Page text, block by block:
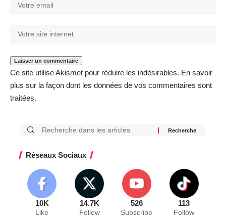
Ce site utilise Akismet pour réduire les indésirables. En savoir
plus sur la façon dont les données de vos commentaires sont
traitées.
Réseaux Sociaux
10K
Like
14.7K
Follow
526
Subscribe
113
Follow